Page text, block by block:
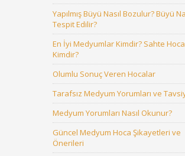
Yapılmış Büyü Nasıl Bozulur? Büyü
Tespit Edilir?
En İyi Medyumlar Kimdir? Sahte
Kimdir?
Olumlu Sonuç Veren Hocalar
Tarafsız Medyum Yorumları ve
Medyum Yorumları Nasıl Okunur?
Güncel Medyum Hoca Şikayetleri ve
Önerileri